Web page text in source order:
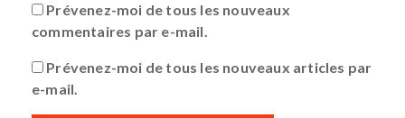
Prévenez-moi de tous les nouveaux
commentaires par e-mail.
Prévenez-moi de tous les nouveaux articles par
e-mail.